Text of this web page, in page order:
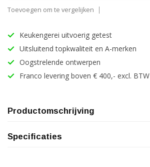
Toevoegen om te vergelijken
Keukengerei uitvoerig getest
Uitsluitend topkwaliteit en A-merken
Oogstrelende ontwerpen
Franco levering boven € 400,- excl. BTW
Productomschrijving
Specificaties